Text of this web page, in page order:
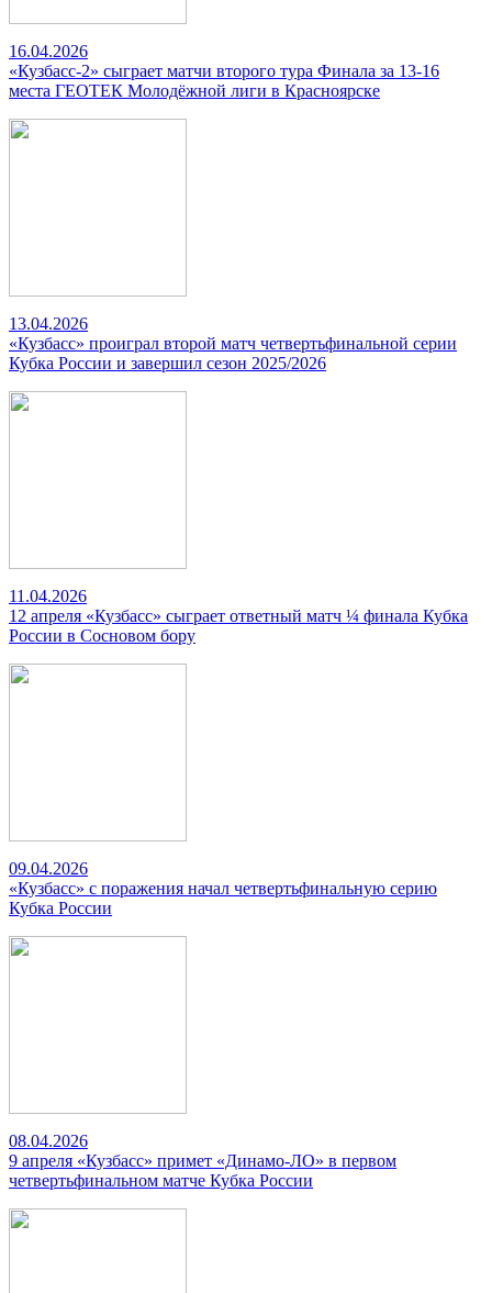
16.04.2026
«Кузбасс-2» сыграет матчи второго тура Финала за 13-16
места ГЕОТЕК Молодёжной лиги в Красноярске
13.04.2026
«Кузбасс» проиграл второй матч четвертьфинальной серии
Кубка России и завершил сезон 2025/2026
11.04.2026
12 апреля «Кузбасс» сыграет ответный матч ¼ финала Кубка
России в Сосновом бору
09.04.2026
«Кузбасс» с поражения начал четвертьфинальную серию
Кубка России
08.04.2026
9 апреля «Кузбасс» примет «Динамо-ЛО» в первом
четвертьфинальном матче Кубка России